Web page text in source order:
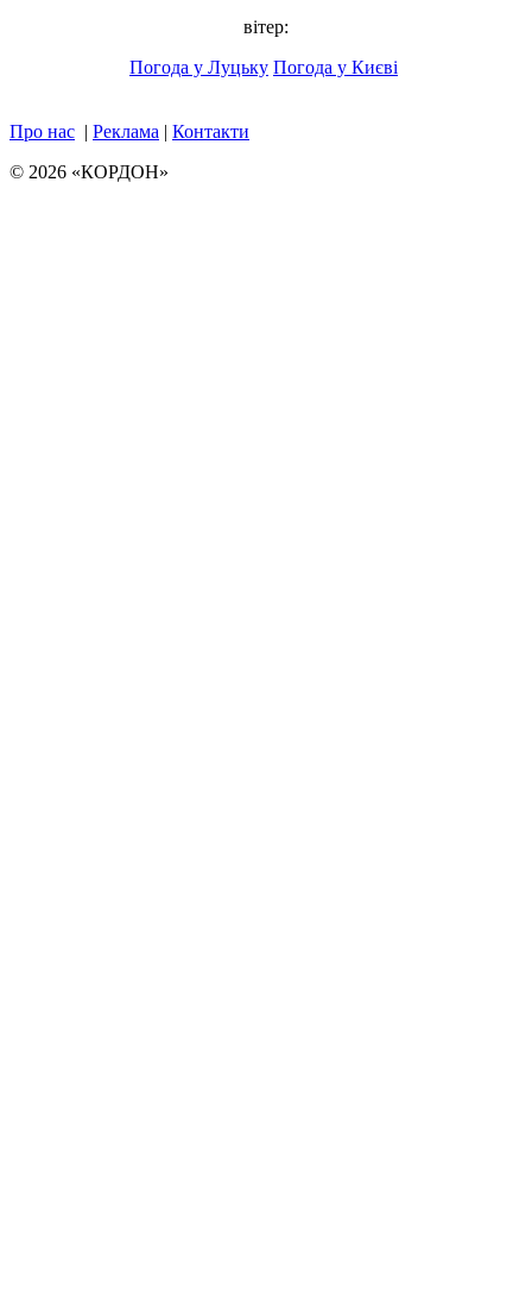
вітер:
Погода у Луцьку Погода у Києві
Про нас | Реклама | Контакти
© 2026 «КОРДОН»